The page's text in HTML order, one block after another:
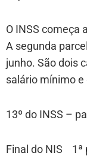
O INSS começa
A segunda
junho. São dois
salário mínimo
13º do INSS –
Final do NIS 1ª